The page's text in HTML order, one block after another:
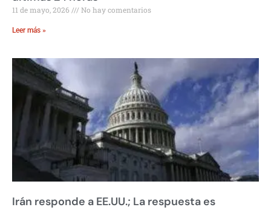
11 de mayo, 2026 No hay comentarios
Leer más »
Irán responde a EE.UU.; La respuesta es